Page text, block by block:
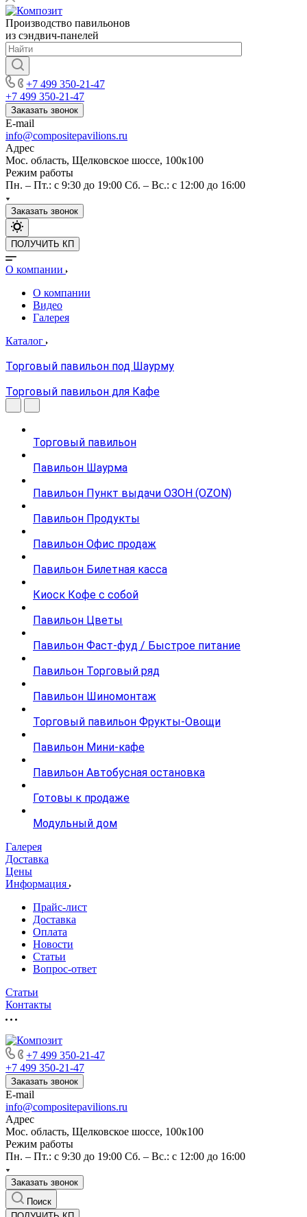
Производство павильонов
из сэндвич-панелей
+7 499 350-21-47
+7 499 350-21-47
Заказать звонок
E-mail
info@compositepavilions.ru
Адрес
Мос. область, Щелковское шоссе, 100к100
Режим работы
Пн. – Пт.: с 9:30 до 19:00 Сб. – Вс.: с 12:00 до 16:00
Заказать звонок
ПОЛУЧИТЬ КП
О компании
О компании
Видео
Галерея
Каталог
Торговый павильон под Шаурму
Торговый павильон для Кафе
Торговый павильон
Павильон Шаурма
Павильон Пункт выдачи ОЗОН (OZON)
Павильон Продукты
Павильон Офис продаж
Павильон Билетная касса
Киоск Кофе с собой
Павильон Цветы
Павильон Фаст-фуд / Быстрое питание
Павильон Торговый ряд
Павильон Шиномонтаж
Торговый павильон Фрукты-Овощи
Павильон Мини-кафе
Павильон Автобусная остановка
Готовы к продаже
Модульный дом
Галерея
Доставка
Цены
Информация
Прайс-лист
Доставка
Оплата
Новости
Статьи
Вопрос-ответ
Статьи
Контакты
+7 499 350-21-47
+7 499 350-21-47
Заказать звонок
E-mail
info@compositepavilions.ru
Адрес
Мос. область, Щелковское шоссе, 100к100
Режим работы
Пн. – Пт.: с 9:30 до 19:00 Сб. – Вс.: с 12:00 до 16:00
Заказать звонок
Поиск